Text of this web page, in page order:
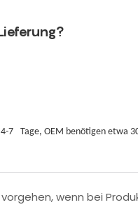
4-7 Tage, OEM benötigen etwa